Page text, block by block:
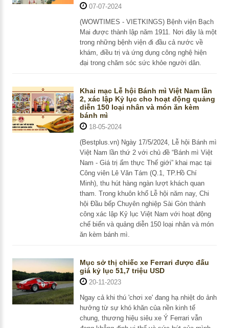
07-07-2024
(WOWTIMES - VIETKINGS) Bệnh viện Bạch
Mai được thành lập năm 1911. Nơi đây là một
trong những bệnh viện đi đầu cả nước về
khám, điều trị và ứng dụng công nghệ hiện
đại trong chăm sóc sức khỏe người dân.
Khai mạc Lễ hội Bánh mì Việt Nam lần
2, xác lập Kỷ lục cho hoạt động quảng
diễn 150 loại nhân và món ăn kèm
bánh mì
18-05-2024
(Bestplus.vn) Ngày 17/5/2024, Lễ hội Bánh mì
Việt Nam lần thứ 2 với chủ đề “Bánh mì Việt
Nam - Giá trị ẩm thực Thế giới” khai mạc tại
Công viên Lê Văn Tám (Q.1, TP.Hồ Chí
Minh), thu hút hàng ngàn lượt khách quan
tham. Trong khuôn khổ Lễ hội năm nay, Chi
hội Đầu bếp Chuyên nghiệp Sài Gòn thành
công xác lập Kỷ lục Việt Nam với hoạt động
chế biến và quảng diễn 150 loại nhân và món
ăn kèm bánh mì.
Mục sở thị chiếc xe Ferrari được đấu
giá kỷ lục 51,7 triệu USD
20-11-2023
Ngay cả khi thú 'chơi xe' đang hạ nhiệt do ảnh
hưởng từ sự khó khăn của nền kinh tế
chung, thương hiệu siêu xe Ý Ferrari vẫn